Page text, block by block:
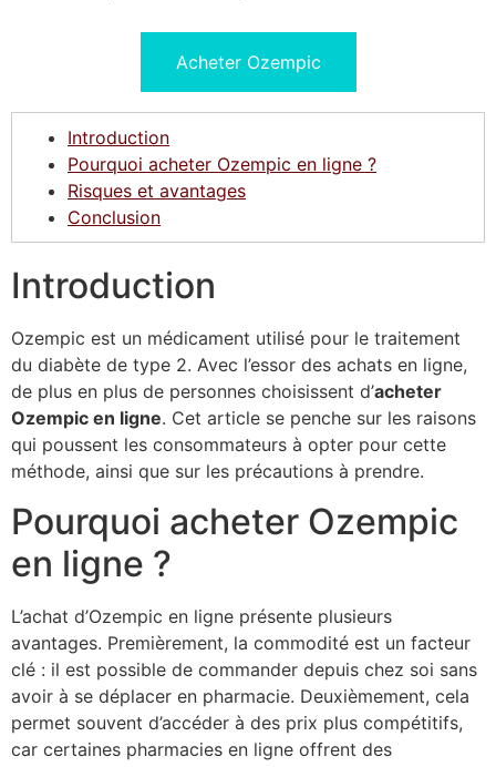
Acheter Ozempic
Introduction
Pourquoi acheter Ozempic en ligne ?
Risques et avantages
Conclusion
Introduction
Ozempic est un médicament utilisé pour le traitement
du diabète de type 2. Avec l’essor des achats en ligne,
de plus en plus de personnes choisissent d’acheter
Ozempic en ligne. Cet article se penche sur les raisons
qui poussent les consommateurs à opter pour cette
méthode, ainsi que sur les précautions à prendre.
Pourquoi acheter Ozempic
en ligne ?
L’achat d’Ozempic en ligne présente plusieurs
avantages. Premièrement, la commodité est un facteur
clé : il est possible de commander depuis chez soi sans
avoir à se déplacer en pharmacie. Deuxièmement, cela
permet souvent d’accéder à des prix plus compétitifs,
car certaines pharmacies en ligne offrent des